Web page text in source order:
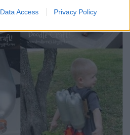
Data Access Privacy Policy